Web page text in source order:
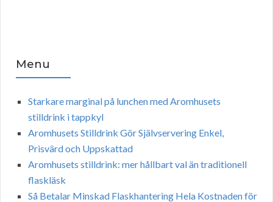
Menu
Starkare marginal på lunchen med Aromhusets
stilldrink i tappkyl
Aromhusets Stilldrink Gör Självservering Enkel,
Prisvärd och Uppskattad
Aromhusets stilldrink: mer hållbart val än traditionell
flaskläsk
Så Betalar Minskad Flaskhantering Hela Kostnaden för